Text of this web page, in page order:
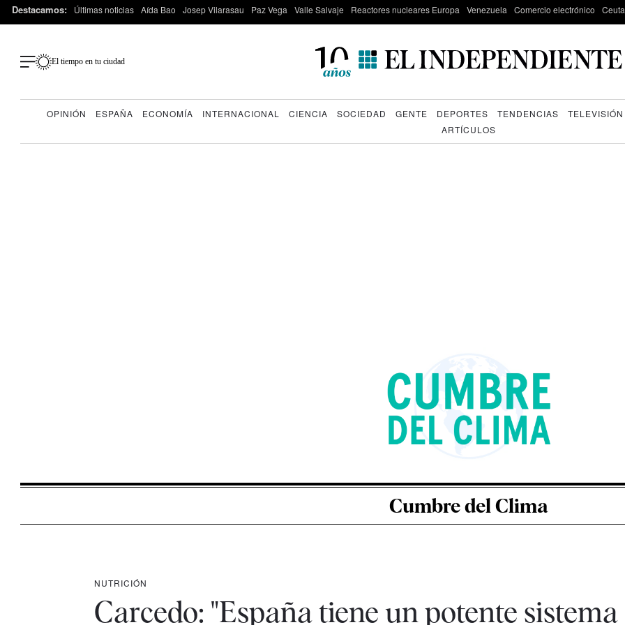
Destacamos: Últimas noticias Aída Bao Josep Vilarasau Paz Vega Valle Salvaje Reactores nucleares Europa Venezuela Comercio electrónico Ceuta
El tiempo en tu ciudad
OPINIÓN ESPAÑA ECONOMÍA INTERNACIONAL CIENCIA SOCIEDAD GENTE DEPORTES TENDENCIAS
TELEVISIÓN
ARTÍCULOS
Cumbre del Clima
NUTRICIÓN
Carcedo: "España tiene un potente sistema